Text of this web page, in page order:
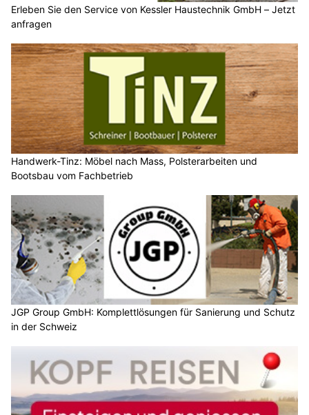
Erleben Sie den Service von Kessler Haustechnik GmbH – Jetzt
anfragen
Handwerk-Tinz: Möbel nach Mass, Polsterarbeiten und
Bootsbau vom Fachbetrieb
JGP Group GmbH: Komplettlösungen für Sanierung und Schutz
in der Schweiz